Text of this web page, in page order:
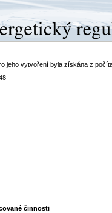
jeho vytvoření byla získána z
činnosti